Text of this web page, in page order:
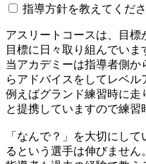
指導方針を教えてくだ
アスリートコースは、目
目標に日々取り組んでいま
当アカデミーは指導者側
らアドバイスをしてレベル
例えばグランド練習時に
と提携していますので練習
「なんで？」を大切にし
るという選手は伸びませ